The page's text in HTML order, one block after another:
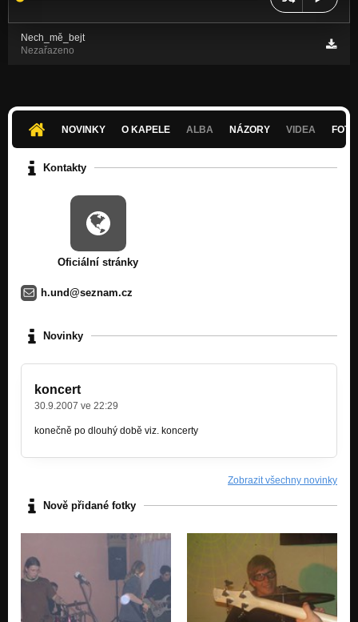
Nech_mě_bejt
Nezařazeno
NOVINKY O KAPELE ALBA NÁZORY VIDEA
Kontakty
Oficiální stránky
h.und@seznam.cz
Novinky
koncert
30.9.2007 ve 22:29
konečně po dlouhý době viz. koncerty
Zobrazit všechny novinky
Nově přidané fotky